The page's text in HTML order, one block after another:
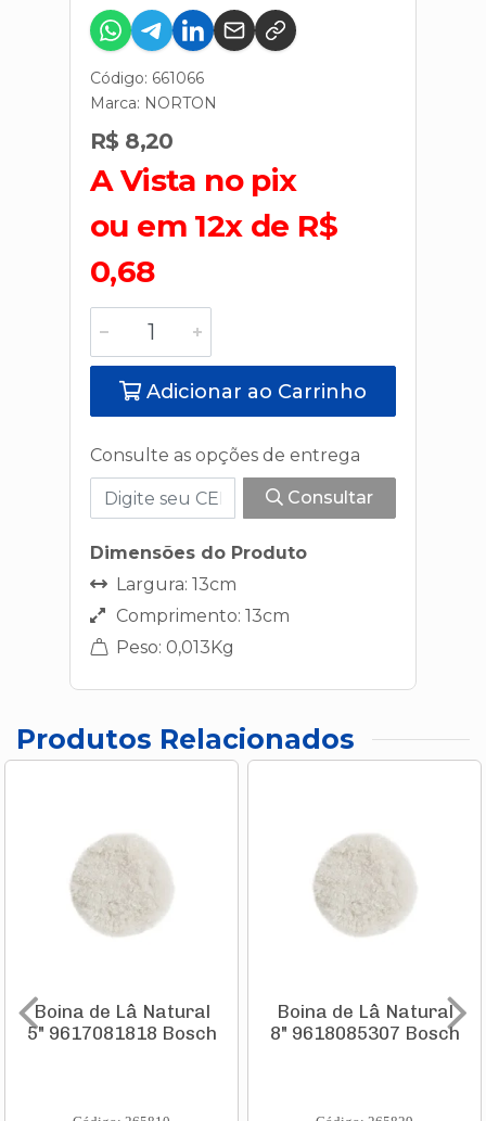
Código: 661066
Marca: NORTON
R$ 8,20
A Vista no pix
ou em 12x de R$
0,68
Adicionar ao Carrinho
Consulte as opções de entrega
Consultar
Dimensões do Produto
Largura: 13cm
Comprimento: 13cm
Peso: 0,013Kg
Produtos Relacionados
Boina de Lâ Natural
5" 9617081818 Bosch
Boina de Lâ Natural
8" 9618085307 Bosch